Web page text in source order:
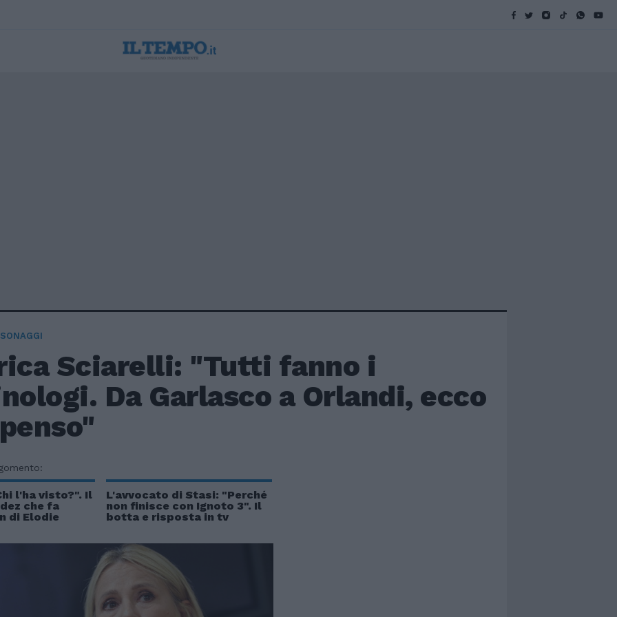
Sciarelli: "Tutti fanno i
Da Garlasco a Orlandi, ecco
l'ha visto?". Il
che fa
di Elodie
L'avvocato di Stasi: "Perché
non finisce con Ignoto 3". Il
botta e risposta in tv